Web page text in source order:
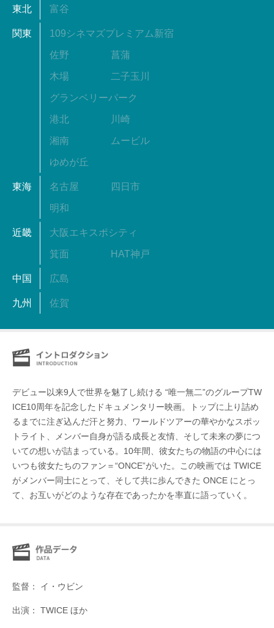
東北 富谷
関東 109シネマズプレミアム新宿
佐野 菖蒲
木場 二子玉川
グランベリーパーク
港北 川崎
湘南 ムービル
ゆめが丘
東海 名古屋 四日市
明和
近畿 大阪エキスポシティ
箕面 HAT神戸
中国 広島
九州 佐賀
デビュー以来9人で世界を魅了し続ける “唯一無二”のグループTW
ICE10周年を記念したドキュメンタリー映画。トップに上り詰め
るまでに注ぎ込んだ汗と努力、ワールドツアーの華やかなスポッ
トライト、メンバー自身が語る成長と友情、そして未来の夢につ
いての想いが詰まっている。10年間、彼女たちの物語の中心には
いつも彼女たちのファン＝“ONCE”がいた。この映画では TWICE
がメンバー同士にとって、そして共に歩んできた ONCE にとっ
て、お互いがどのような存在であったかを率直に語っていく。
監督： イ・ウビン
出演： TWICE ほか